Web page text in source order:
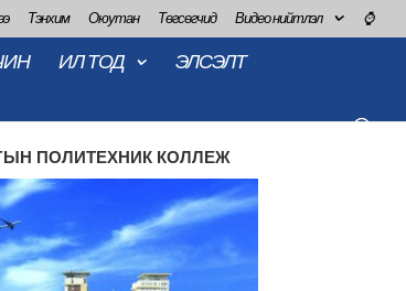
Тэнхим Оюутан Төгсөгчид Видео нийтлэл ⌚
ИЛ ТОД
ЭЛСЭЛТ
ПОЛИТЕХНИК КОЛЛЕЖ